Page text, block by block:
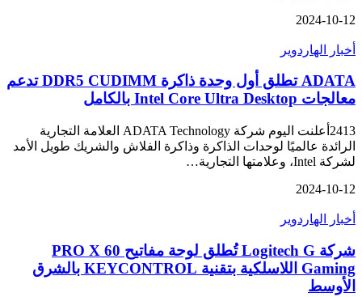
2024-10-12
أخبار الهاردوير
ADATA تطلق أول وحدة ذاكرة DDR5 CUDIMM تدعم
معالجات Intel Core Ultra Desktop بالكامل
2413أعلنت اليوم شركة ADATA Technology العلامة التجارية
الرائدة عالميًا لوحدات الذاكرة وذاكرة الفلاش والشريك طويل الأمد
لشركة Intel، وعلامتها التجارية…
2024-10-12
أخبار الهاردوير
شركة Logitech G تُطلق لوحة مفاتيح PRO X 60
Gaming اللاسلكية بتقنية KEYCONTROL بالشرق
الأوسط